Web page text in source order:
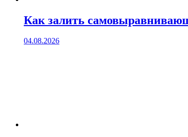
Как залить
04.08.2026